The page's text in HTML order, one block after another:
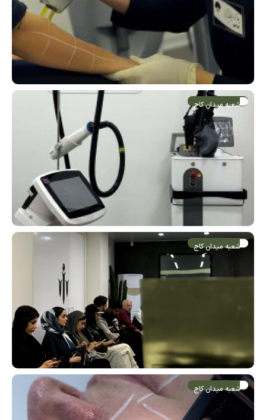
شعبه میدان کاج
شعبه میدان کاج
شعبه میدان کاج